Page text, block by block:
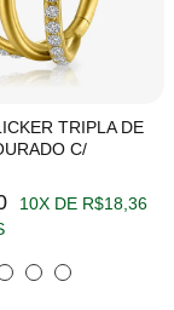
TRIPLA DE
C/
10X DE R$18,36